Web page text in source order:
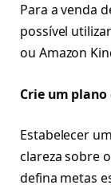
Para a venda
possível
ou Amazon
Crie um plano
Estabelecer
clareza sobre
defina metas